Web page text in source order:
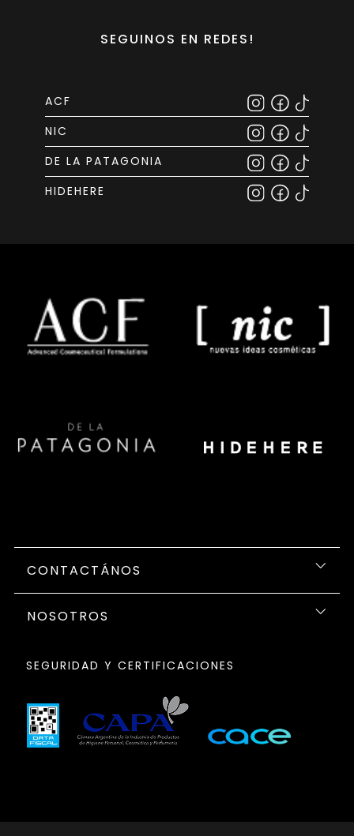
SEGUINOS EN REDES!
ACF
NIC
DE LA PATAGONIA
HIDEHERE
CONTACTÁNOS
NOSOTROS
SEGURIDAD Y CERTIFICACIONES